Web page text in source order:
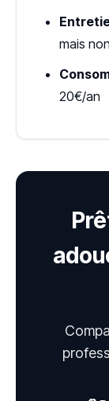
mais
20€/an